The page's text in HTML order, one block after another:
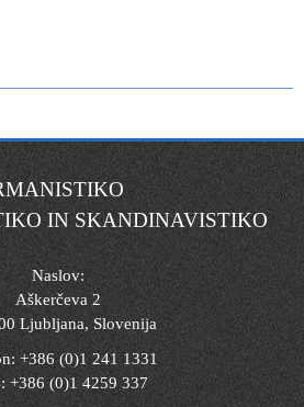
IN SKANDINAVISTIKO
Naslov:
Aškerčeva 2
Ljubljana, Slovenija
+386 (0)1 241 1331
+386 (0)1 4259 337